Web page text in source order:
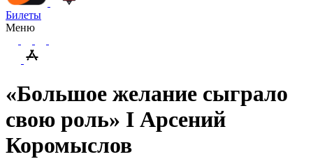
Билеты
Меню
«Большое желание сыграло
свою роль» I Арсений
Коромыслов